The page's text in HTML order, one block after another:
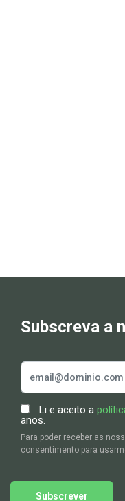
Subscreva a
Li e aceito a
anos.
Para poder receber as
consentimento para
Subscrever